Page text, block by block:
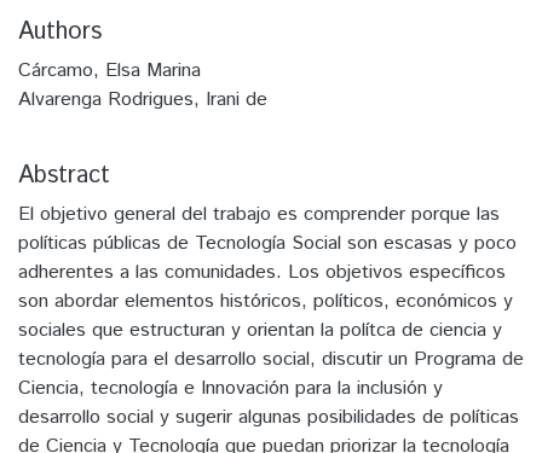
Authors
Cárcamo, Elsa Marina
Alvarenga Rodrigues, Irani de
Abstract
El objetivo general del trabajo es comprender porque las
políticas públicas de Tecnología Social son escasas y poco
adherentes a las comunidades. Los objetivos específicos
son abordar elementos históricos, políticos, económicos y
sociales que estructuran y orientan la polítca de ciencia y
tecnología para el desarrollo social, discutir un Programa de
Ciencia, tecnología e Innovación para la inclusión y
desarrollo social y sugerir algunas posibilidades de políticas
de Ciencia y Tecnología que puedan priorizar la tecnología